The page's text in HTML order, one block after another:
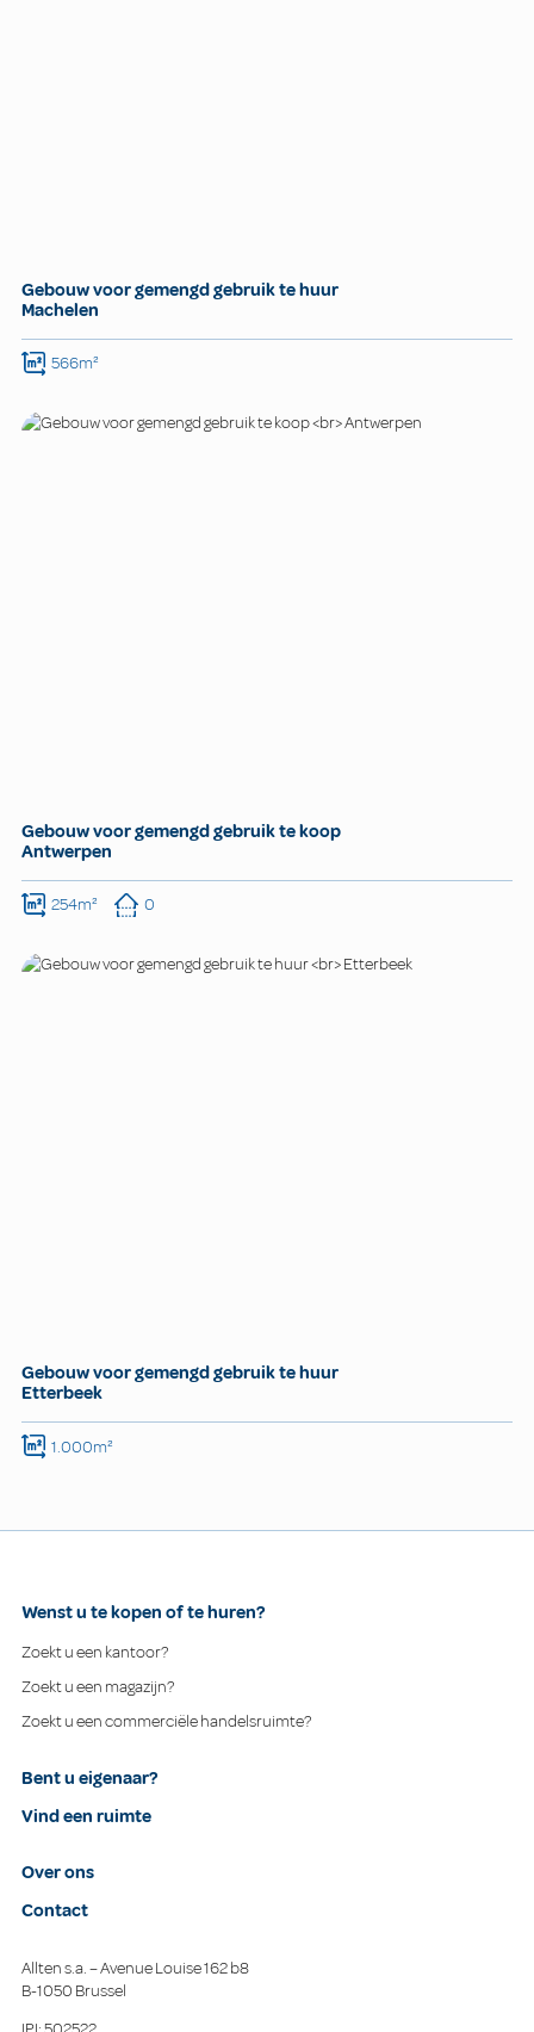
Gebouw voor gemengd gebruik te huur
Machelen
566m²
Gebouw voor gemengd gebruik te koop
Antwerpen
254m² 0
Gebouw voor gemengd gebruik te huur
Etterbeek
1.000m²
Wenst u te kopen of te huren?
Zoekt u een kantoor?
Zoekt u een magazijn?
Zoekt u een commerciële handelsruimte?
Bent u eigenaar?
Vind een ruimte
Over ons
Contact
Allten s.a. – Avenue Louise 162 b8
B-1050 Brussel